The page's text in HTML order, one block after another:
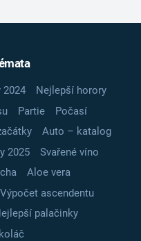
2024
Nejlepší horory
Partie
Počasí
Auto – katalog
2025
Svařené víno
Aloe vera
Výpočet ascendentu
palačinky